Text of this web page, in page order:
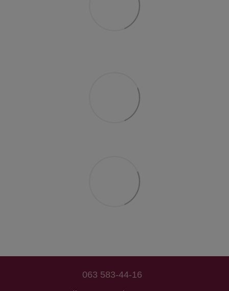
063 583-44-16